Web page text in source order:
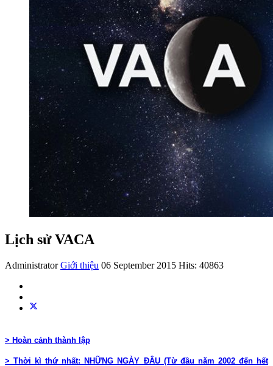
Lịch sử VACA
Administrator Giới thiệu 06 September 2015 Hits: 40863
> Hoàn cảnh thành lập
> Thời kì thứ nhất: NHỮNG NGÀY ĐÂU (Từ đầu năm 2002 đến hết